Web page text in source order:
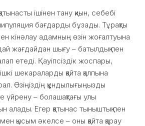
ішінен тану қиын, себебі
бағдарды бұзады. Тұрақты
кінәлау адамның өзін жоғалтуына
жағдайдан шығу – батылдық пен
етеді. Қауіпсіздік жоспары,
шекараларды қайта қалпына
Өзіңіздің құндылығыңызды
үйрену – болашақтағы улы
алады. Егер қатынас тыныштық пен
қысым әкелсе – оны қайта қарау